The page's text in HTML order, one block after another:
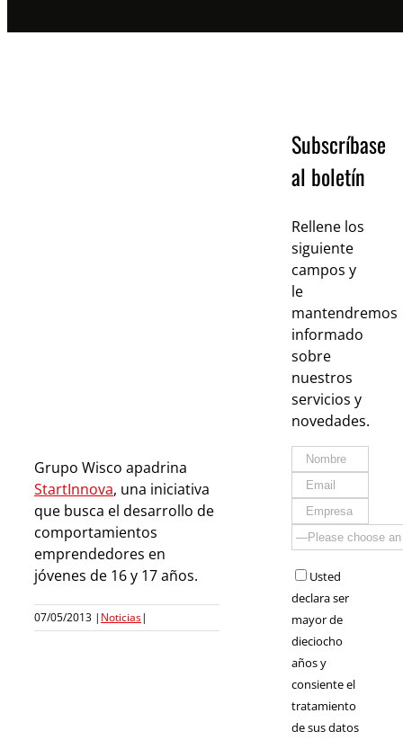
Grupo Wisco apadrina
StartInnova, una iniciativa
que busca el desarrollo de
comportamientos
emprendedores en
jóvenes de 16 y 17 años.
07/05/2013 | Noticias|
Subscríbase
al boletín
Rellene los
siguiente
campos y
le
mantendremos
informado
sobre
nuestros
servicios y
novedades.
Usted
declara ser
mayor de
dieciocho
años y
consiente el
tratamiento
de sus datos